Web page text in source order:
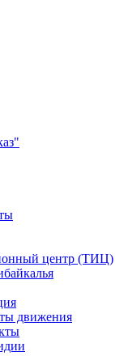
центр (ТИЦ)
движения